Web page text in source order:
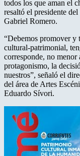
todos los que aman el
resaltó el presidente
Gabriel Romero.
“Debemos promover y
cultural-patrimonial,
corresponde, no
protagonismo, la
nuestros”, señaló el
del área de Artes
Eduardo Sívori.